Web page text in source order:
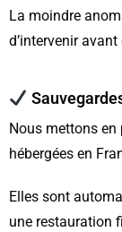
La moindre
d’intervenir
Nous mettons en
hébergées en
Elles sont
une restauration